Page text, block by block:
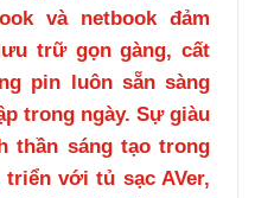
và netbook đảm
trữ gọn gàng, cất
pin luôn sẵn sàng
trong ngày. Sự giàu
thần sáng tạo trong
với tủ sạc AVer,